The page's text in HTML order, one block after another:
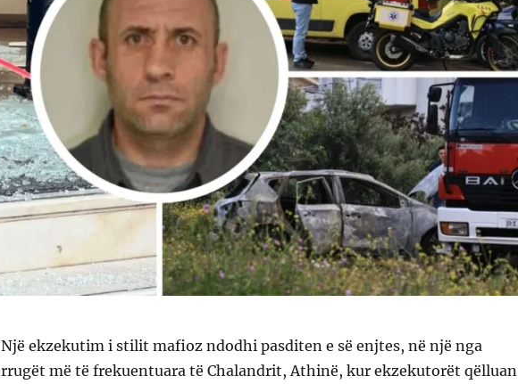
Një ekzekutim i stilit mafioz ndodhi pasditen e së enjtes, në një nga
rrugët më të frekuentuara të Chalandrit, Athinë, kur ekzekutorët qëlluan